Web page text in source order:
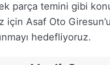
parça temini gibi
için Asaf Oto
hedefliyoruz.